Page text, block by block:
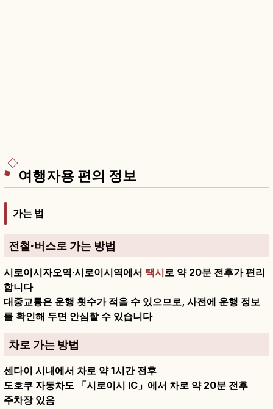
여행자용 편의 정보
가는 법
전철·버스로 가는 방법
시로이시자오역·시로이시역에서 택시로 약 20분 전후가 편리
합니다
대중교통은 운행 횟수가 적을 수 있으므로, 사전에 운행 정보
를 확인해 두면 안심할 수 있습니다
차로 가는 방법
센다이 시내에서 차로 약 1시간 전후
도호쿠 자동차도 「시로이시 IC」에서 차로 약 20분 전후
주차장 있음